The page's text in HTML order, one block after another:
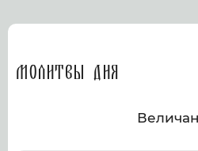
Молитвы дня